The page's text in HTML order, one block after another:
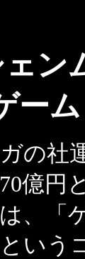
ン
ーム
の社
億円
、「
いう